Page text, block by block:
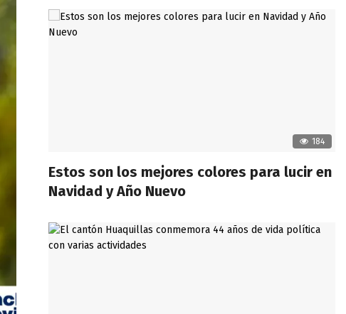
184
Estos son los mejores colores para lucir en
Navidad y Año Nuevo